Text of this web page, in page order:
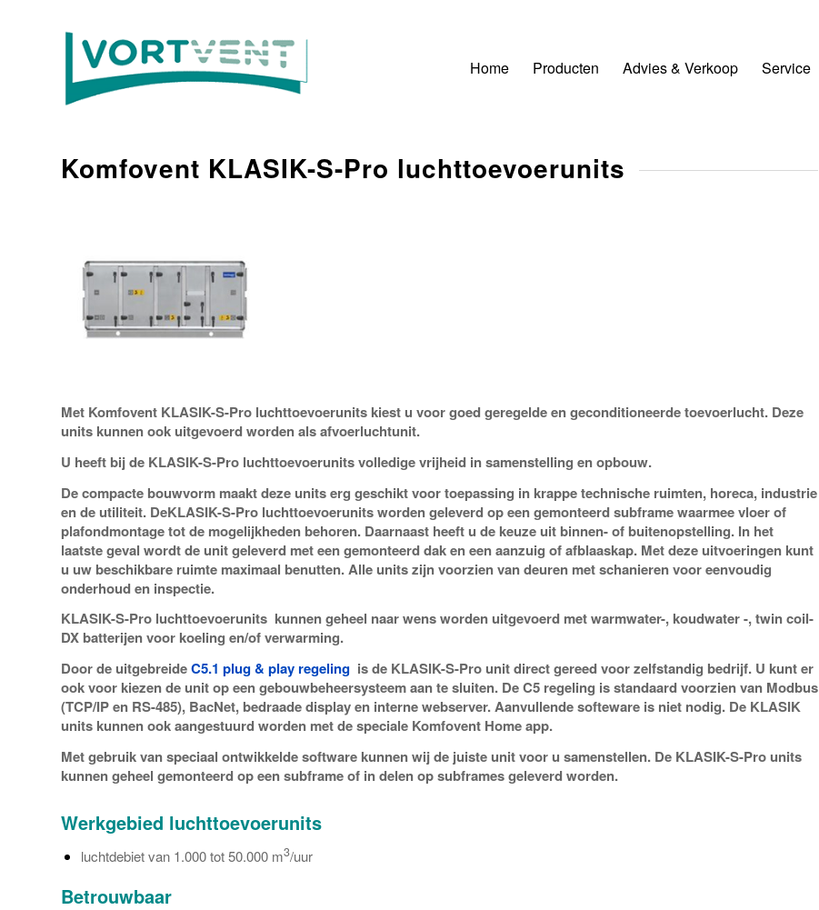
Home Producten Advies & Verkoop Service
Komfovent KLASIK-S-Pro luchttoevoerunits
Met Komfovent KLASIK-S-Pro luchttoevoerunits kiest u voor goed geregelde en geconditioneerde toevoerlucht. Deze
units kunnen ook uitgevoerd worden als afvoerluchtunit.
U heeft bij de KLASIK-S-Pro luchttoevoerunits volledige vrijheid in samenstelling en opbouw.
De compacte bouwvorm maakt deze units erg geschikt voor toepassing in krappe technische ruimten, horeca, industrie
en de utiliteit. DeKLASIK-S-Pro luchttoevoerunits worden geleverd op een gemonteerd subframe waarmee vloer of
plafondmontage tot de mogelijkheden behoren. Daarnaast heeft u de keuze uit binnen- of buitenopstelling. In het
laatste geval wordt de unit geleverd met een gemonteerd dak en een aanzuig of afblaaskap. Met deze uitvoeringen kunt
u uw beschikbare ruimte maximaal benutten. Alle units zijn voorzien van deuren met schanieren voor eenvoudig
onderhoud en inspectie.
KLASIK-S-Pro luchttoevoerunits kunnen geheel naar wens worden uitgevoerd met warmwater-, koudwater -, twin coil-
DX batterijen voor koeling en/of verwarming.
Door de uitgebreideC5.1 plug & play regeling is de KLASIK-S-Pro unit direct gereed voor zelfstandig bedrijf. U kunt er
ook voor kiezen de unit op een gebouwbeheersysteem aan te sluiten. De C5 regeling is standaard voorzien van Modbus
(TCP/IP en RS-485), BacNet, bedraade display en interne webserver. Aanvullende softeware is niet nodig. De KLASIK
units kunnen ook aangestuurd worden met de speciale Komfovent Home app.
Met gebruik van speciaal ontwikkelde software kunnen wij de juiste unit voor u samenstellen. De KLASIK-S-Pro units
kunnen geheel gemonteerd op een subframe of in delen op subframes geleverd worden.
Werkgebied luchttoevoerunits
luchtdebiet van 1.000 tot 50.000 m3/uur
Betrouwbaar